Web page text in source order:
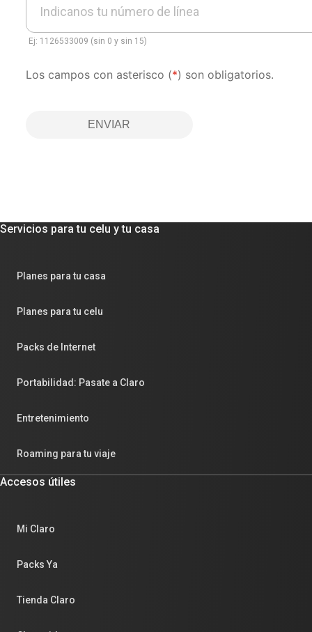
Indicanos tu número de línea
Ej: 1126533009 (sin 0 y sin 15)
Los campos con asterisco (*) son obligatorios.
ENVIAR
Servicios para tu celu y tu casa
Planes para tu casa
Planes para tu celu
Packs de Internet
Portabilidad: Pasate a Claro
Entretenimiento
Roaming para tu viaje
Accesos útiles
Mi Claro
Packs Ya
Tienda Claro